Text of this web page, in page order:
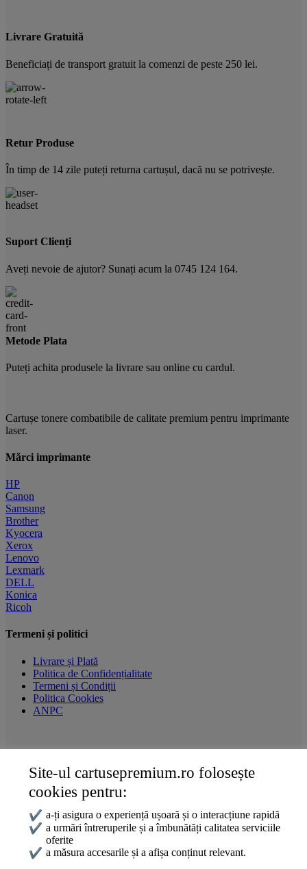
Livrare Gratuită
Beneficiați de transport gratuit la comenzi de peste 250 lei.
Retur Produse
În timp de 14 zile puteți returna cartușul, dacă nu se potrivește.
Suport Clienți
Aveți nevoie de ajutor? Sunați acum la 0745 124 164.
Metode Plata
Puteți achita produsele la livrare sau online cu cardul.
Cartușe tonere combatibile de calitate premium pentru imprimante
laser.
Mărci imprimante
HP
Canon
Samsung
Brother
Kyocera
Xerox
Lenovo
Lexmark
DELL
Konica
Ricoh
Termeni și politici
Livrare și Plată
Politica de Confidențialitate
Termeni și Condiții
Politica Cookies
ANPC
Date de contact
0745 124 164
contact@cartusepremium.ro
Luni –Vineri: 09:00 – 17:00
Cartușe Premium 2021 Creare Magazin OnlineBOSSNET
Site-ul cartusepremium.ro folosește
cookies pentru:
✔ a-ți asigura o experiență ușoară și o interacțiune rapidă
✔ a urmări întreruperile și a îmbunătăți calitatea serviciile
oferite
✔ a măsura accesarile și a afișa conținut relevant.